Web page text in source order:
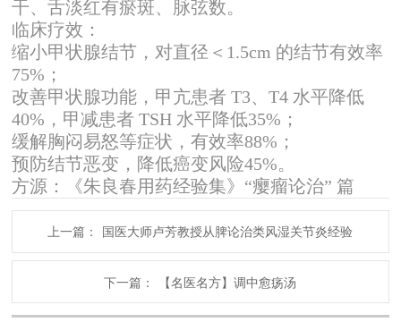
干、舌淡红有瘀斑、脉弦数。
临床疗效：
缩小甲状腺结节，对直径＜1.5cm 的结节有效率
75%；
改善甲状腺功能，甲亢患者 T3、T4 水平降低
40%，甲减患者 TSH 水平降低35%；
缓解胸闷易怒等症状，有效率88%；
预防结节恶变，降低癌变风险45%。
方源：《朱良春用药经验集》“瘿瘤论治” 篇
上一篇： 国医大师卢芳教授从脾论治类风湿关节炎经验
下一篇： 【名医名方】调中愈疡汤